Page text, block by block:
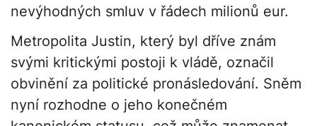
nevýhodných smluv v řádech milionů eur.
Metropolita Justin, který byl dříve znám
svými kritickými postoji k vládě, označil
obvinění za politické pronásledování. Sněm
nyní rozhodne o jeho konečném